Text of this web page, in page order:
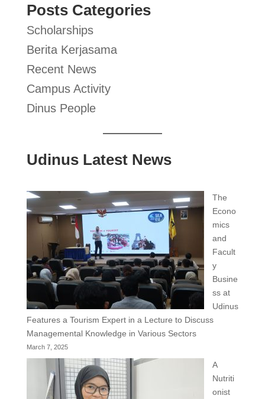
Posts Categories
Scholarships
Berita Kerjasama
Recent News
Campus Activity
Dinus People
Udinus Latest News
The
Econo
mics
and
Facult
y
Busine
ss at
Udinus
Features a Tourism Expert in a Lecture to Discuss
Managemental Knowledge in Various Sectors
March 7, 2025
A
Nutriti
onist